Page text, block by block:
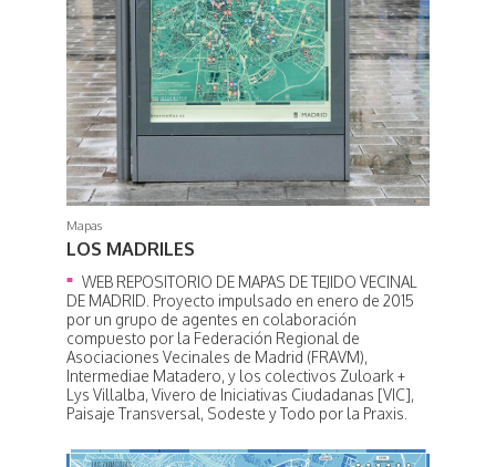
Mapas
LOS MADRILES
WEB REPOSITORIO DE MAPAS DE TEJIDO VECINAL
DE MADRID. Proyecto impulsado en enero de 2015
por un grupo de agentes en colaboración
compuesto por la Federación Regional de
Asociaciones Vecinales de Madrid (FRAVM),
Intermediae Matadero, y los colectivos Zuloark +
Lys Villalba, Vivero de Iniciativas Ciudadanas [VIC],
Paisaje Transversal, Sodeste y Todo por la Praxis.